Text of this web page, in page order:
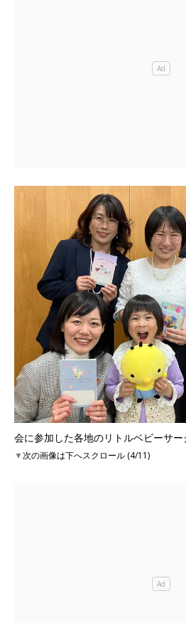
会に参加した各地のリトルベビーサー
▼次の画像は下へスクロール (4/11)